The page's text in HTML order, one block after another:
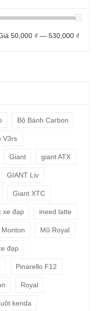
Giá
Giá
50,000 ₫ — 530,000 ₫
Bộ Bánh Carbon
V3rs
Giant giant ATX
GIANT Liv
Giant XTC
xe đạp ineed latte
Monton Mũ Royal
đạp
Pinarello F12
Royal
kenda